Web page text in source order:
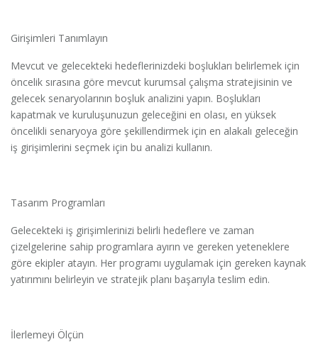
Girişimleri Tanımlayın
Mevcut ve gelecekteki hedeflerinizdeki boşlukları belirlemek için
öncelik sırasına göre mevcut kurumsal çalışma stratejisinin ve
gelecek senaryolarının boşluk analizini yapın. Boşlukları
kapatmak ve kuruluşunuzun geleceğini en olası, en yüksek
öncelikli senaryoya göre şekillendirmek için en alakalı geleceğin
iş girişimlerini seçmek için bu analizi kullanın.
Tasarım Programları
Gelecekteki iş girişimlerinizi belirli hedeflere ve zaman
çizelgelerine sahip programlara ayırın ve gereken yeteneklere
göre ekipler atayın. Her programı uygulamak için gereken kaynak
yatırımını belirleyin ve stratejik planı başarıyla teslim edin.
İlerlemeyi Ölçün